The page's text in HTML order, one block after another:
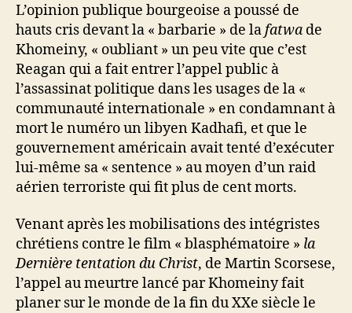
L’opinion publique bourgeoise a poussé de
hauts cris devant la « barbarie » de lafatwa de
Khomeiny, « oubliant » un peu vite que c’est
Reagan qui a fait entrer l’appel public à
l’assassinat politique dans les usages de la «
communauté internationale » en condamnant à
mort le numéro un libyen Kadhafi, et que le
gouvernement américain avait tenté d’exécuter
lui-même sa « sentence » au moyen d’un raid
aérien terroriste qui fit plus de cent morts.
Venant après les mobilisations des intégristes
chrétiens contre le film « blasphématoire » la
Dernière tentation du Christ, de Martin Scorsese,
l’appel au meurtre lancé par Khomeiny fait
planer sur le monde de la fin du XXe siècle le